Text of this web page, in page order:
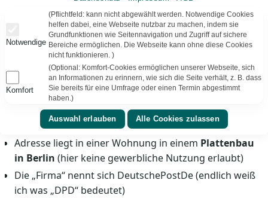
PBCS IT-News – IT. Web. Einfach. Webdesign, Analyse & Beratung
Mehrwersteuer! Ergreift Maßnahmen jetzt!
Neues aus dem Phisherei-Hafen. Zwar sind aktuelle
Phishing-E-Mails häufiger ohne eklatante Rechtschreib-
oder Grammatikfehler (bis auf das fehlende „t“ in
Mehrwersteuer), aber etwas mehr Mühe hätte man
doch erwarten können:
Adresse liegt in einer Wohnung in einem Plattenbau
in Berlin (hier keine gewerbliche Nutzung erlaubt)
Die „Firma“ nennt sich DeutschePostDe (endlich weiß
ich was „DPD“ bedeutet)
Notwendige
(Pflichtfeld: kann nicht abgewählt werden. Notwendige Cookies
helfen dabei, eine Webseite nutzbar zu machen, indem sie
Grundfunktionen wie Seitennavigation und Zugriff auf sichere
Bereiche ermöglichen. Die Webseite kann ohne diese Cookies
nicht funktionieren. )
Komfort
(Optional: Komfort-Cookies ermöglichen unserer Webseite, sich
an Informationen zu erinnern, wie sich die Seite verhält, z. B. dass
Sie bereits für eine Umfrage oder einen Termin abgestimmt
haben.)